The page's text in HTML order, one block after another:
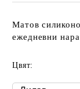
Матов
ежедневни
Цвят: